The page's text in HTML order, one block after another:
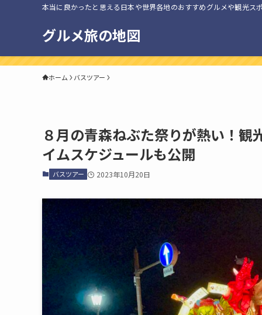
本当に良かったと思える日本や世界各地のおすすめグルメや観光ス
グルメ旅の地図
ホーム バスツアー
８月の青森ねぶた祭りが熱い！
イムスケジュールも公開
バスツアー 2023年10月20日